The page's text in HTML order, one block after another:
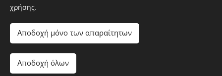
Βραχνής Εμμανουήλ
Διατηρούνται όλα τα δικαιώματα 2004 - 2026
Υλοποιήθηκε από Βραχνής Εμμανουήλ
χρήσης.
Αποδοχή μόνο των απαραίτητων
Αποδοχή όλων